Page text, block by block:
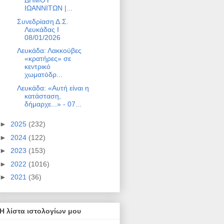
ΙΩΑΝΝΙΤΩΝ |...
Συνεδρίαση Δ.Σ.
Λευκάδας Ι
08/01/2026
Λευκάδα: Λακκούβες
«κρατήρες» σε
κεντρικό
χωματόδρ...
Λευκάδα: «Αυτή είναι η
κατάσταση,
δήμαρχε...» - 07...
► 2025 (232)
► 2024 (122)
► 2023 (153)
► 2022 (1016)
► 2021 (36)
Η λίστα ιστολογίων μου